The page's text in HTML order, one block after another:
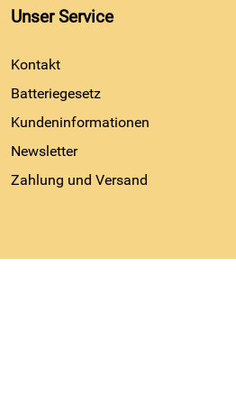
Unser Service
Kontakt
Batteriegesetz
Kundeninformationen
Newsletter
Zahlung und Versand